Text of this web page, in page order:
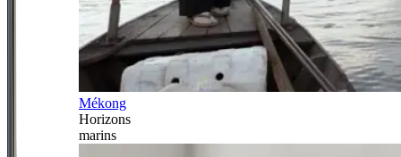
Mékong
Horizons
marins